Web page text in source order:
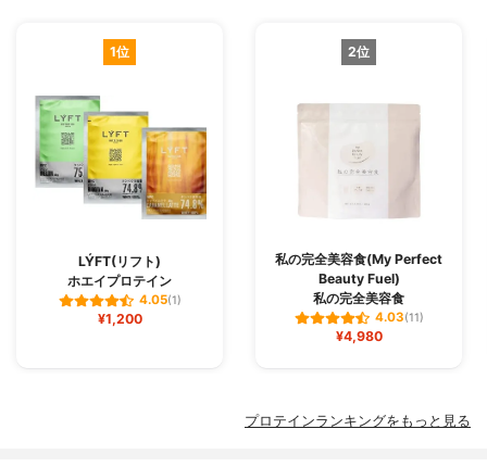
1位
LÝFT(リフト)
ホエイプロテイン
4.05(1)
¥1,200
2位
私の完全美容食(My Perfect
Beauty Fuel)
私の完全美容食
4.03(11)
¥4,980
プロテインランキングをもっと見る